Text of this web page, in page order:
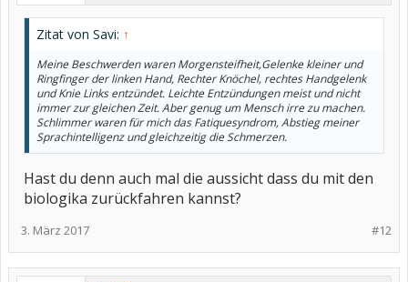
Zitat von Savi: ↑
Meine Beschwerden waren Morgensteifheit,Gelenke kleiner und
Ringfinger der linken Hand, Rechter Knöchel, rechtes Handgelenk
und Knie Links entzündet. Leichte Entzündungen meist und nicht
immer zur gleichen Zeit. Aber genug um Mensch irre zu machen.
Schlimmer waren für mich das Fatiquesyndrom, Abstieg meiner
Sprachintelligenz und gleichzeitig die Schmerzen.
Hast du denn auch mal die aussicht dass du mit den
biologika zurückfahren kannst?
#12
3. März 2017